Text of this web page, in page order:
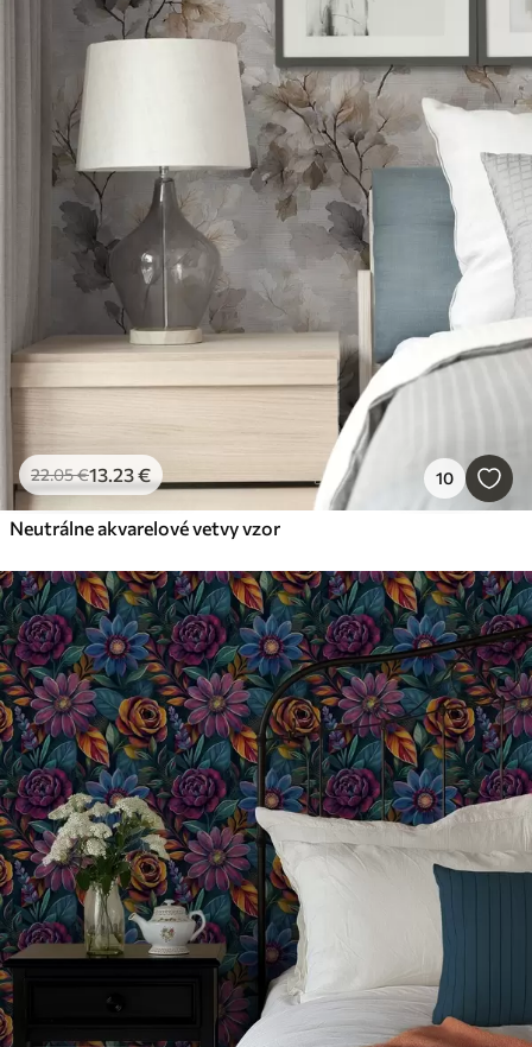
22.05€13.23€ 10
Neutrálne akvarelové vetvy vzor